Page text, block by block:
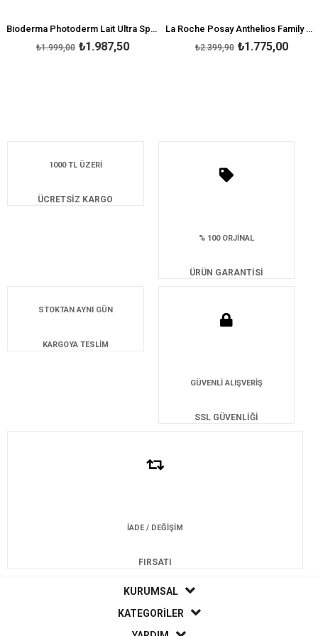
Bioderma Photoderm Lait Ultra Spf50+ 200 ml
₺1.987,50
₺1.999,00
La Roche Posay Anthelios Family Spray Spf50+ 300ml
₺1.775,00
₺2.399,90
1000 TL ÜZERİ
ÜCRETSİZ KARGO
% 100 ORJİNAL
ÜRÜN GARANTİSİ
STOKTAN AYNI GÜN
KARGOYA TESLİM
GÜVENLİ ALIŞVERİŞ
SSL GÜVENLİĞİ
İADE / DEĞİŞİM
FIRSATI
KURUMSAL
KATEGORİLER